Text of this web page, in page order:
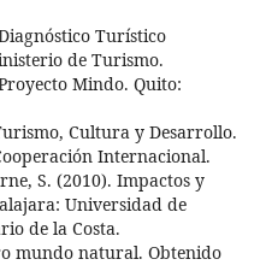
Turístico
de Turismo.
Mindo. Quito:
Cultura y Desarrollo.
Internacional.
S. (2010). Impactos y
Universidad de
de la Costa.
mundo natural. Obtenido